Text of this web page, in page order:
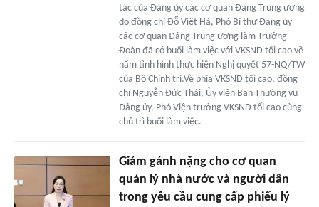
tác của Đảng ủy các cơ quan Đảng Trung ương
do đồng chí Đỗ Việt Hà, Phó Bí thư Đảng ủy
các cơ quan Đảng Trung ương làm Trưởng
Đoàn đã có buổi làm việc với VKSND tối cao về
nắm tình hình thực hiện Nghị quyết 57-NQ/TW
của Bộ Chính trị.Về phía VKSND tối cao, đồng
chí Nguyễn Đức Thái, Ủy viên Ban Thường vụ
Đảng ủy, Phó Viện trưởng VKSND tối cao cùng
chủ trì buổi làm việc.
Giảm gánh nặng cho cơ quan
quản lý nhà nước và người dân
trong yêu cầu cung cấp phiếu lý